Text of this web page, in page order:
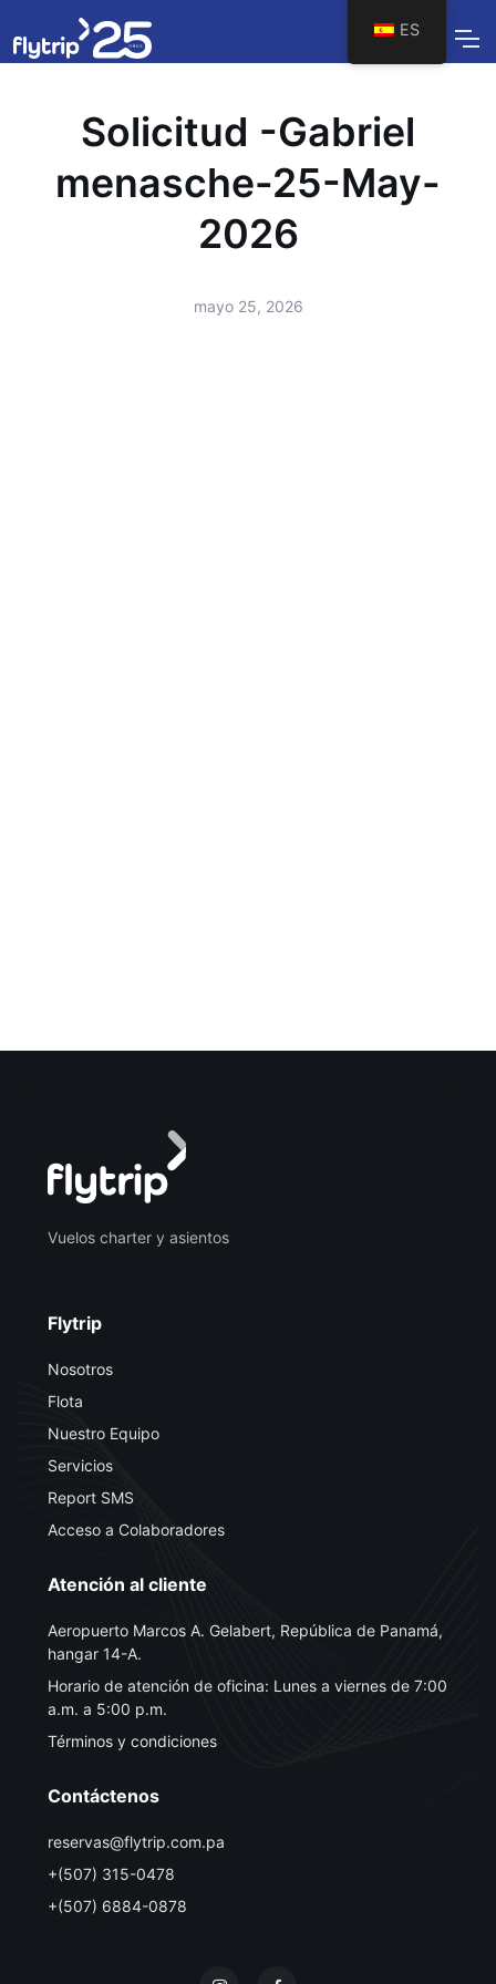
Solicitud -Gabriel
menasche-25-May-
2026
mayo 25, 2026
Vuelos charter y asientos
Flytrip
Nosotros
Flota
Nuestro Equipo
Servicios
Report SMS
Acceso a Colaboradores
Atención al cliente
Aeropuerto Marcos A. Gelabert, República de Panamá,
hangar 14-A.
Horario de atención de oficina: Lunes a viernes de 7:00
a.m. a 5:00 p.m.
Términos y condiciones
Contáctenos
reservas@flytrip.com.pa
+(507) 315-0478
+(507) 6884-0878
ES